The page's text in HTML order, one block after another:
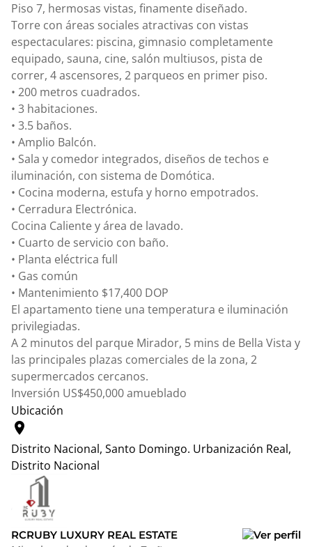
Piso 7, hermosas vistas, finamente diseñado.
Torre con áreas sociales atractivas con vistas
espectaculares: piscina, gimnasio completamente
equipado, sauna, cine, salón multiusos, pista de
correr, 4 ascensores, 2 parqueos en primer piso.
• 200 metros cuadrados.
• 3 habitaciones.
• 3.5 baños.
• Amplio Balcón.
• Sala y comedor integrados, diseños de techos e
iluminación, con sistema de Domótica.
• Cocina moderna, estufa y horno empotrados.
• Cerradura Electrónica.
Cocina Caliente y área de lavado.
• Cuarto de servicio con baño.
• Planta eléctrica full
• Gas común
• Mantenimiento $17,400 DOP
El apartamento tiene una temperatura e iluminación
privilegiadas.
A 2 minutos del parque Mirador, 5 mins de Bella Vista y
las principales plazas comerciales de la zona, 2
supermercados cercanos.
Inversión US$450,000 amueblado
Ubicación
location_on
Distrito Nacional, Santo Domingo. Urbanización Real,
Distrito Nacional
+
−
RCRUBY LUXURY REAL ESTATE